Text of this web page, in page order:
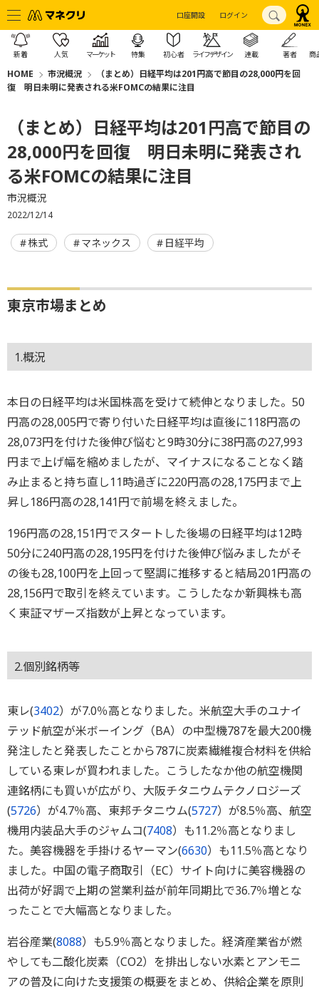
口座開設 ログイン
新着 人気 マーケット 特集 初心者 ライフデザイン 連載 著者 商
HOME 市況概況
（まとめ）日経平均は201円高で節目の28,000円を回
復 明日未明に発表される米FOMCの結果に注目
（まとめ）日経平均は201円高で節目の
28,000円を回復 明日未明に発表され
る米FOMCの結果に注目
市況概況
2022/12/14
株式 マネックス 日経平均
東京市場まとめ
1.概況
本日の日経平均は米国株高を受けて続伸となりました。50
円高の28,005円で寄り付いた日経平均は直後に118円高の
28,073円を付けた後伸び悩むと9時30分に38円高の27,993
円まで上げ幅を縮めましたが、マイナスになることなく踏
み止まると持ち直し11時過ぎに220円高の28,175円まで上
昇し186円高の28,141円で前場を終えました。
196円高の28,151円でスタートした後場の日経平均は12時
50分に240円高の28,195円を付けた後伸び悩みましたがそ
の後も28,100円を上回って堅調に推移すると結局201円高の
28,156円で取引を終えています。こうしたなか新興株も高
く東証マザーズ指数が上昇となっています。
2.個別銘柄等
東レ(3402）が7.0％高となりました。米航空大手のユナイ
テッド航空が米ボーイング（BA）の中型機787を最大200機
発注したと発表したことから787に炭素繊維複合材料を供給
している東レが買われました。こうしたなか他の航空機関
連銘柄にも買いが広がり、大阪チタニウムテクノロジーズ
(5726）が4.7％高、東邦チタニウム(5727）が8.5％高、航空
機用内装品大手のジャムコ(7408）も11.2％高となりまし
た。美容機器を手掛けるヤーマン(6630）も11.5％高となり
ました。中国の電子商取引（EC）サイト向けに美容機器の
出荷が好調で上期の営業利益が前年同期比で36.7％増とな
ったことで大幅高となりました。
岩谷産業(8088）も5.9％高となりました。経済産業省が燃
やしても二酸化炭素（CO2）を排出しない水素とアンモニ
アの普及に向けた支援策の概要をまとめ、供給企業を原則